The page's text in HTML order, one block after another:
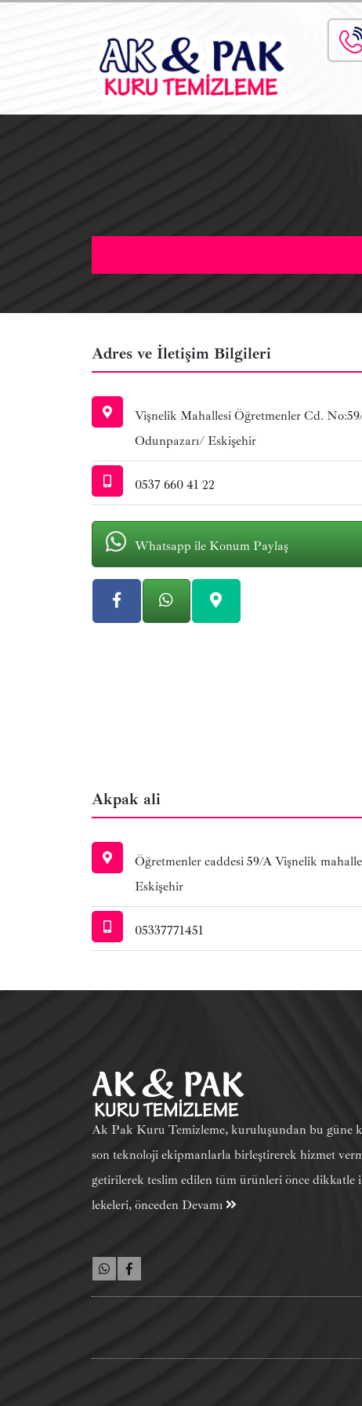
Adres ve İletişim Bilgileri
Vişnelik Mahallesi Öğretmenler Cd.
Odunpazarı/ Eskişehir
0537 660 41 22
Whatsapp ile Konum Paylaş
Akpak ali
Öğretmenler caddesi 59/A Vişnelik
Eskişehir
05337771451
Ak Pak Kuru Temizleme, kuruluşundan bu güne
son teknoloji ekipmanlarla birleştirerek hizmet
getirilerek teslim edilen tüm ürünleri önce dikkatle
lekeleri, önceden Devamı